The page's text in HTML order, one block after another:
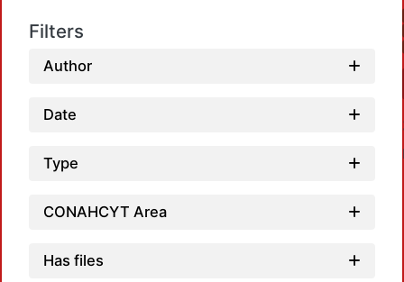
Filters
Author
Date
Type
CONAHCYT Area
Has files